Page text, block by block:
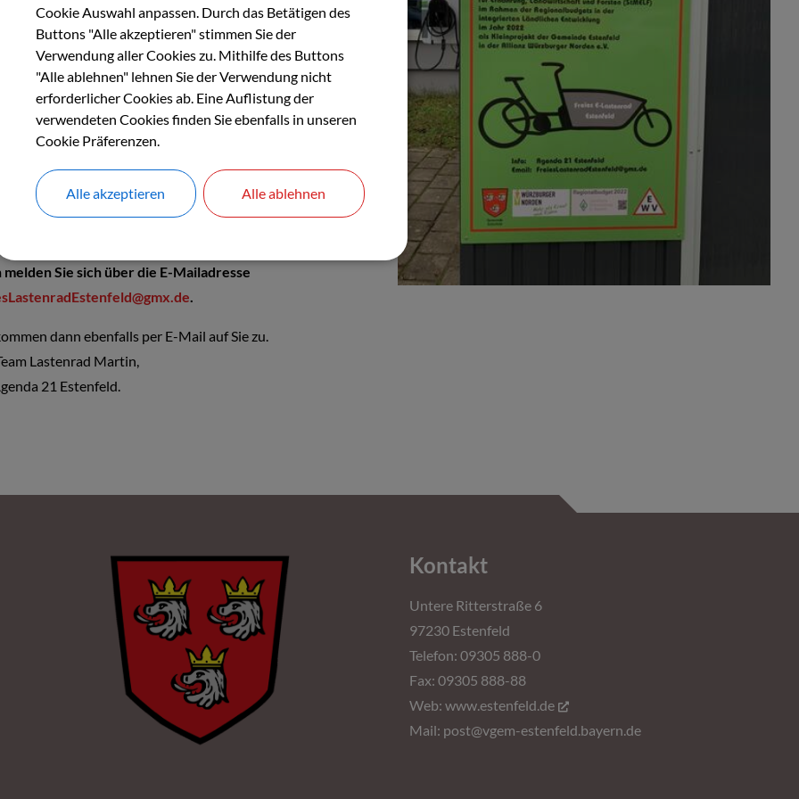
Martin bietet Platz für zwei kleine Kinder oder einen
und/oder einigem Gepäck bis zu einem
von 250kg.
ideal für den Einkauf im innerörtlichen oder Nahbereich.
Reiz macht es, mit ihm familiäre Ausflüge im Umkreis
und zu den Ausflugszielen in unseren
zu unternehmen.
kostenlosen Ausleihe interessiert?
melden Sie sich über die E-Mailadresse
.
dann ebenfalls per E-Mail auf Sie zu.
Lastenrad Martin,
21 Estenfeld.
Kontakt
Untere Ritterstraße 6
97230 Estenfeld
Telefon: 09305 888-0
Fax: 09305 888-88
Web: www.estenfeld.de
Mail: post@vgem-estenfeld.bayern.de
Cookie Auswahl anpassen. Durch das Betätigen des
Buttons "Alle akzeptieren" stimmen Sie der
Verwendung aller Cookies zu. Mithilfe des Buttons
"Alle ablehnen" lehnen Sie der Verwendung nicht
erforderlicher Cookies ab. Eine Auflistung der
verwendeten Cookies finden Sie ebenfalls in unseren
Cookie Präferenzen.
Alle akzeptieren Alle ablehnen